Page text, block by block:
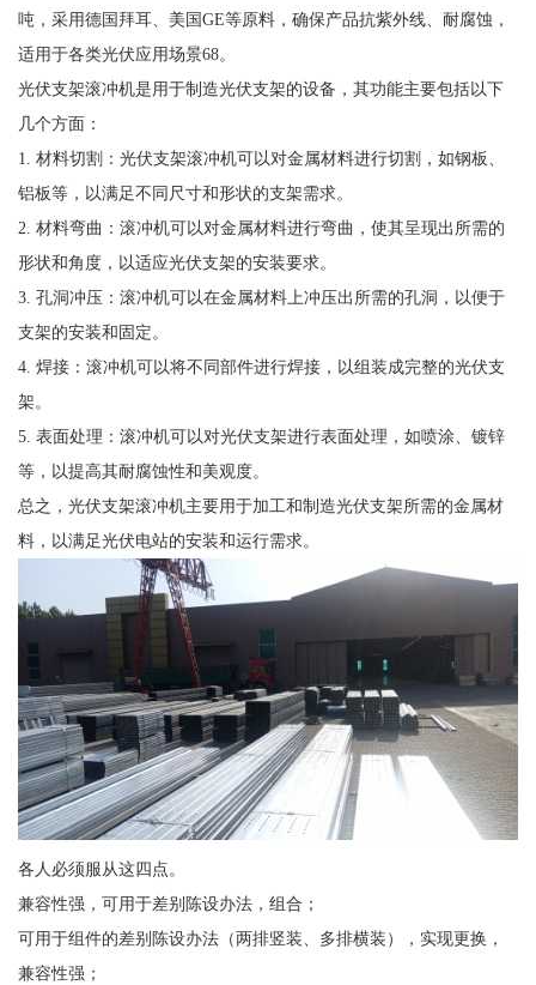
吨，采用德国拜耳、美国GE等原料，确保产品抗紫外线、耐腐蚀，
适用于各类光伏应用场景68。
光伏支架滚冲机是用于制造光伏支架的设备，其功能主要包括以下
几个方面：
1. 材料切割：光伏支架滚冲机可以对金属材料进行切割，如钢板、
铝板等，以满足不同尺寸和形状的支架需求。
2. 材料弯曲：滚冲机可以对金属材料进行弯曲，使其呈现出所需的
形状和角度，以适应光伏支架的安装要求。
3. 孔洞冲压：滚冲机可以在金属材料上冲压出所需的孔洞，以便于
支架的安装和固定。
4. 焊接：滚冲机可以将不同部件进行焊接，以组装成完整的光伏支
架。
5. 表面处理：滚冲机可以对光伏支架进行表面处理，如喷涂、镀锌
等，以提高其耐腐蚀性和美观度。
总之，光伏支架滚冲机主要用于加工和制造光伏支架所需的金属材
料，以满足光伏电站的安装和运行需求。
各人必须服从这四点。
兼容性强，可用于差别陈设办法，组合；
可用于组件的差别陈设办法（两排竖装、多排横装），实现更换，
兼容性强；